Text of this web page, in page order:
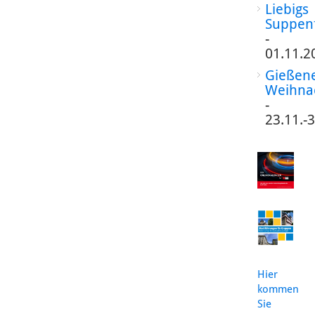
Liebigs
-
-
23.11.-
Hier
kommen
Sie